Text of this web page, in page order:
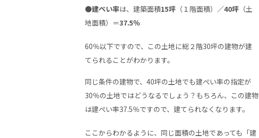
●建ぺい率は、建築面積15坪 （１階面積） ／40坪 （土
地面積）＝37.5％
60％以下ですので、この土地に総２階30坪の建物が建
てられることがわかります。
同じ条件の建物で、40坪の土地でも建ぺい率の指定が
30％の土地ではどうなるでしょう？もちろん、この建物
は建ぺい率37.5％ですので、建てられなくなります。
ここからわかるように、同じ面積の土地であっても「建